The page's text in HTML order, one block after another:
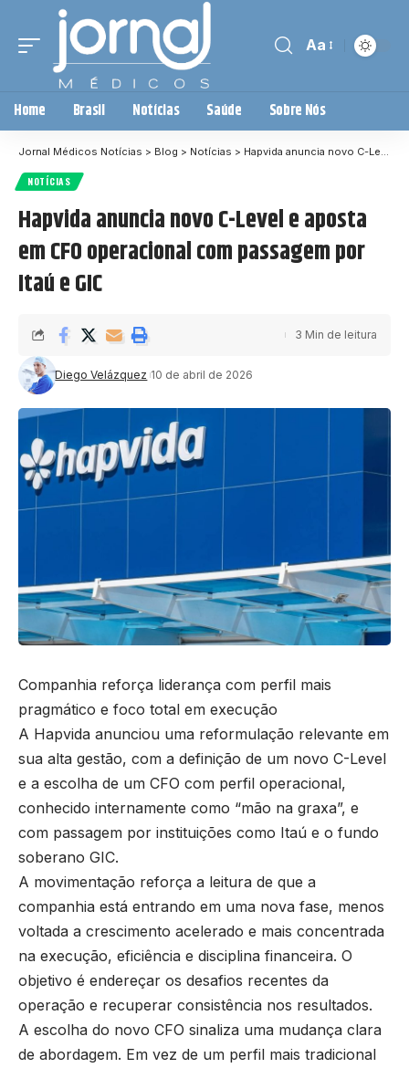
Aa
Home Brasil Notícias Saúde Sobre Nós
Jornal Médicos Notícias > Blog > Notícias > Hapvida anuncia novo C-Level e aposta em CFO operacional com passagem por Itaú e GIC
NOTÍCIAS
Hapvida anuncia novo C-Level e aposta
em CFO operacional com passagem por
Itaú e GIC
Diego Velázquez 10 de abril de 2026
3 Min de leitura
Companhia reforça liderança com perfil mais
pragmático e foco total em execução
A Hapvida anunciou uma reformulação relevante em
sua alta gestão, com a definição de um novo C-Level
e a escolha de um CFO com perfil operacional,
conhecido internamente como “mão na graxa”, e
com passagem por instituições como Itaú e o fundo
soberano GIC.
A movimentação reforça a leitura de que a
companhia está entrando em uma nova fase, menos
voltada a crescimento acelerado e mais concentrada
na execução, eficiência e disciplina financeira. O
objetivo é endereçar os desafios recentes da
operação e recuperar consistência nos resultados.
A escolha do novo CFO sinaliza uma mudança clara
de abordagem. Em vez de um perfil mais tradicional